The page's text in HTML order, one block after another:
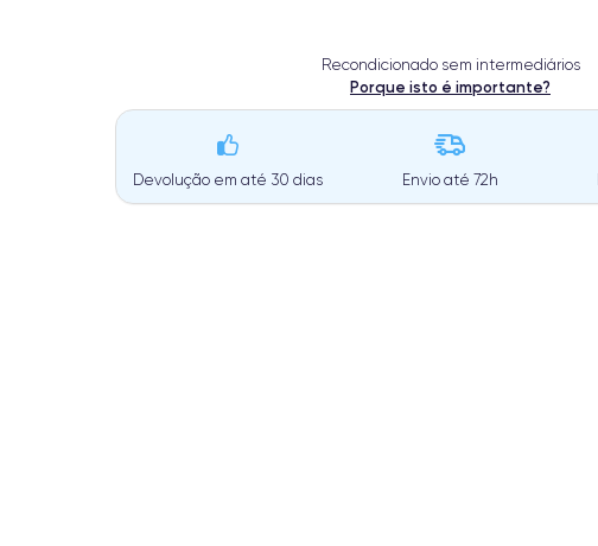
Recondicionado sem intermediários
Porque isto é importante?
Devolução em até 30 dias Envio até 72h